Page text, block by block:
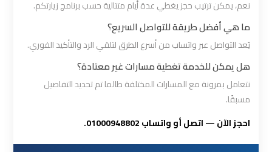
نعم، يمكن ترتيب حجز يغطي عدة أيام متتالية حسب برنامج زيارتكم.
ما هي أفضل طريقة للتواصل السريع؟
يُعد التواصل عبر واتساب من أسرع الطرق لتلقي الرد والتأكيد الفوري.
هل يمكن للخدمة تغطية مسارات غير معتادة؟
نتعامل بمرونة مع المسارات المختلفة طالما تم تحديد التفاصيل
مسبقًا.
احجز الآن — اتصل أو واتساب 01000948802.
ليموزين
القاهرة
للاسكندرية
ليموزين